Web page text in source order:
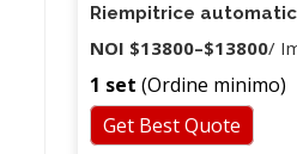
Riempitrice
Riempitrice e
riempimento spray
NOI $13800–$13800/
1 set (Ordine minimo)
Get Best Quote